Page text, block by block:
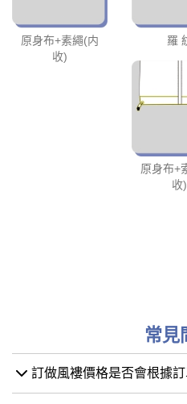
原身布+素繩(内
收)
羅
原身布+
收)
常見
訂做風褸價格是否會根據